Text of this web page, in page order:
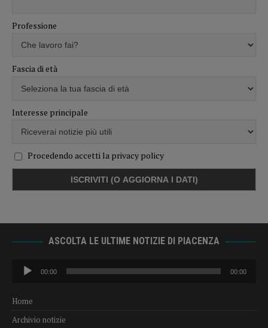
Professione
Fascia di età
Interesse principale
Procedendo accetti la privacy policy
ASCOLTA LE ULTIME NOTIZIE DI PIACENZA
Audio
Player
00:00 00:00
Home
Archivio notizie